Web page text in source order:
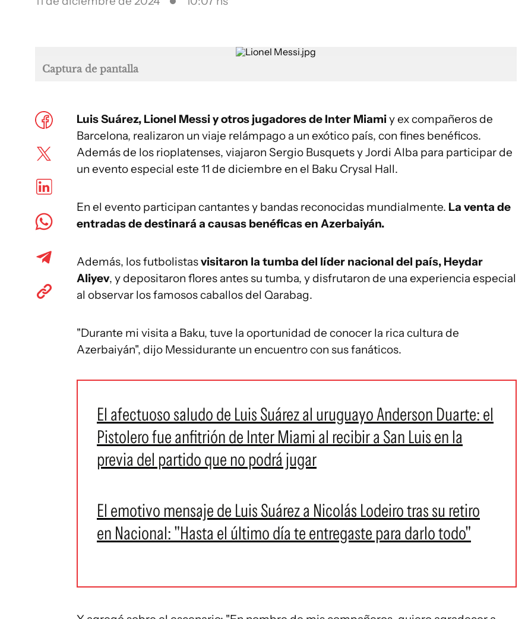
Captura de pantalla
Luis Suárez, Lionel Messi y otros jugadores de Inter Miami y ex compañeros de
Barcelona, realizaron un viaje relámpago a un exótico país, con fines benéficos.
Además de los rioplatenses, viajaron Sergio Busquets y Jordi Alba para participar de
un evento especial este 11 de diciembre en el Baku Crysal Hall.
En el evento participan cantantes y bandas reconocidas mundialmente. La venta de
entradas de destinará a causas benéficas en Azerbaiyán.
Además, los futbolistasvisitaron la tumba del líder nacional del país, Heydar
Aliyev, y depositaron flores antes su tumba, y disfrutaron de una experiencia especial
al observar los famosos caballos del Qarabag.
"Durante mi visita a Baku, tuve la oportunidad de conocer la rica cultura de
Azerbaiyán", dijo Messidurante un encuentro con sus fanáticos.
El afectuoso saludo de Luis Suárez al uruguayo Anderson Duarte: el
Pistolero fue anfitrión de Inter Miami al recibir a San Luis en la
previa del partido que no podrá jugar
El emotivo mensaje de Luis Suárez a Nicolás Lodeiro tras su retiro
en Nacional: "Hasta el último día te entregaste para darlo todo"